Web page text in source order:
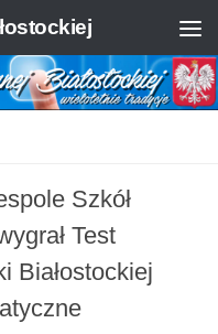
Szkół
Test
Białostockiej